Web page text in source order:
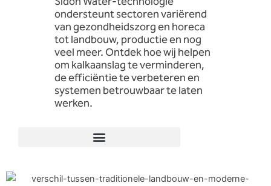
ondersteunt sectoren variërend
van gezondheidszorg en horeca
tot landbouw, productie en nog
veel meer. Ontdek hoe wij helpen
om kalkaanslag te verminderen,
de efficiëntie te verbeteren en
systemen betrouwbaar te laten
werken.